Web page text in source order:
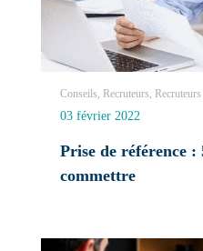
Conseils, Recruteurs, Recruteurs
03 février 2022
Prise de référence :
commettre